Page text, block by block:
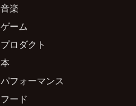
音楽
ゲーム
プロダクト
本
パフォーマンス
フード